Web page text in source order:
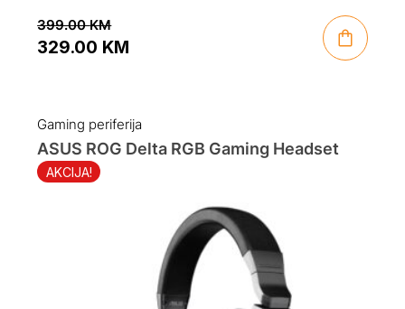
399.00KM
was:
399.00 KM.
329.00 KM
is:
329.00 KM.
Gaming periferija
AKCIJA!
ASUS ROG Delta RGB Gaming Headset